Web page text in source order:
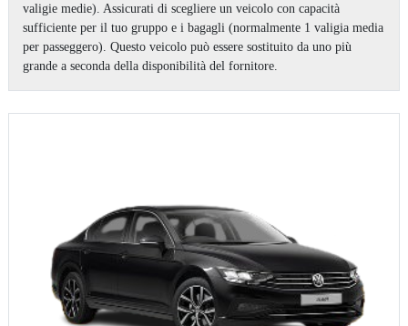
valigie medie). Assicurati di scegliere un veicolo con capacità
sufficiente per il tuo gruppo e i bagagli (normalmente 1 valigia media
per passeggero). Questo veicolo può essere sostituito da uno più
grande a seconda della disponibilità del fornitore.